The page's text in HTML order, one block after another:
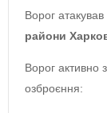
Ворог
райони
Ворог активно
озброєння: